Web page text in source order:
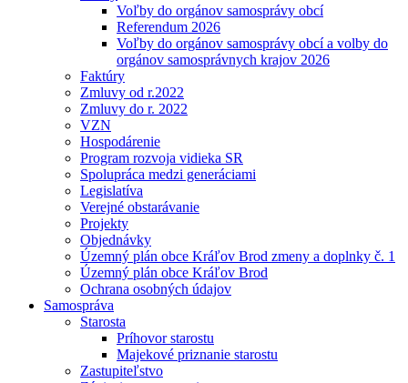
Voľby do orgánov samosprávy obcí
Referendum 2026
Voľby do orgánov samosprávy obcí a volby do
orgánov samosprávnych krajov 2026
Faktúry
Zmluvy od r.2022
Zmluvy do r. 2022
VZN
Hospodárenie
Program rozvoja vidieka SR
Spolupráca medzi generáciami
Legislatíva
Verejné obstarávanie
Projekty
Objednávky
Územný plán obce Kráľov Brod zmeny a doplnky č. 1
Územný plán obce Kráľov Brod
Ochrana osobných údajov
Samospráva
Starosta
Príhovor starostu
Majekové priznanie starostu
Zastupiteľstvo